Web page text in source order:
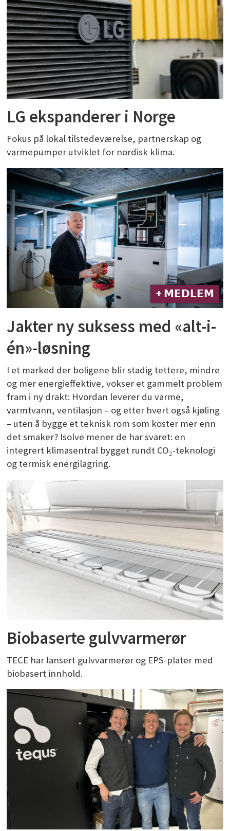
LG ekspanderer i Norge
Fokus på lokal tilstedeværelse, partnerskap og
varmepumper utviklet for nordisk klima.
+ 𝗠𝗘𝗗𝗟𝗘𝗠
Jakter ny suksess med «alt-i-
én»-løsning
I et marked der boligene blir stadig tettere, mindre
og mer energieffektive, vokser et gammelt problem
fram i ny drakt: Hvordan leverer du varme,
varmtvann, ventilasjon – og etter hvert også kjøling
– uten å bygge et teknisk rom som koster mer enn
det smaker? Isolve mener de har svaret: en
integrert klimasentral bygget rundt CO₂-teknologi
og termisk energilagring.
Biobaserte gulvvarmerør
TECE har lansert gulvvarmerør og EPS-plater med
biobasert innhold.